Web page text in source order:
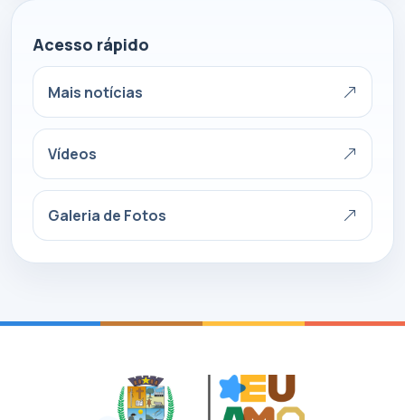
Acesso rápido
Mais notícias
Vídeos
Galeria de Fotos